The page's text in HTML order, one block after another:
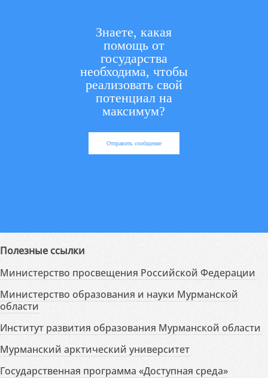
Знаете, какая
помощь от
государства
необходима, чтобы
реализовать свой
потенциал на
максимум?
Отправить сообщение
Полезные ссылки
Министерство просвещения Российской Федерации
Министерство образования и науки Мурманской
области
Институт развития образования Мурманской области
Мурманский арктический университет
Государственная программа «Доступная среда»